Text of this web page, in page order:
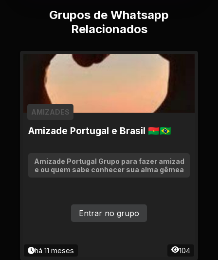
Grupos de Whatsapp
Relacionados
Amizade Portugal e Brasil 🇧🇫🇧🇷
AMIZADES
Amizade Portugal Grupo para fazer amizad
e ou quem sabe conhecer sua alma gêmea
há 11 meses 104
Entrar no grupo